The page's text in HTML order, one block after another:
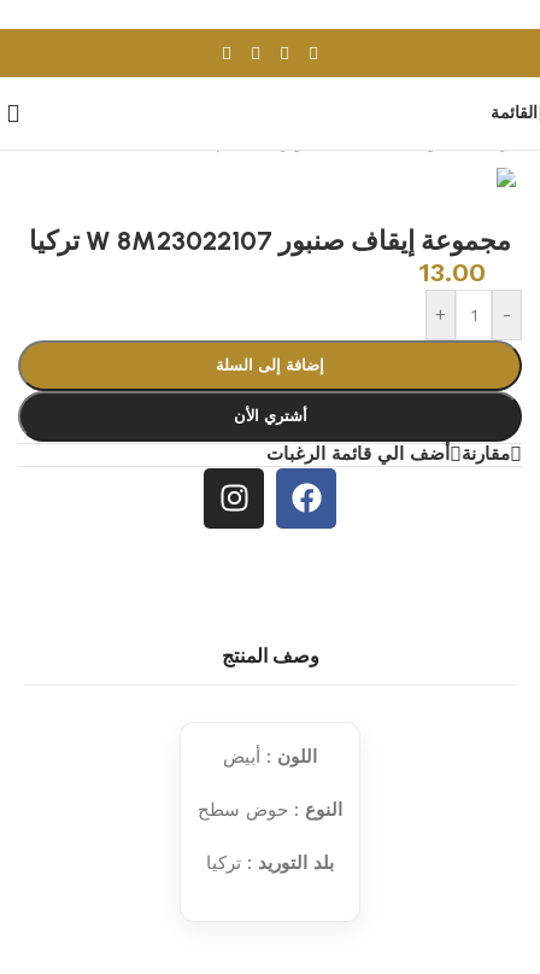
القائمة
مجموعة إيقاف صنبور W 8M23022107 تركيا
13.00
-
+
إضافة إلى السلة
أشتري الأن
مقارنة أضف الي قائمة الرغبات
وصف المنتج
اللون : أبيض
النوع : حوض سطح
بلد التوريد : تركيا